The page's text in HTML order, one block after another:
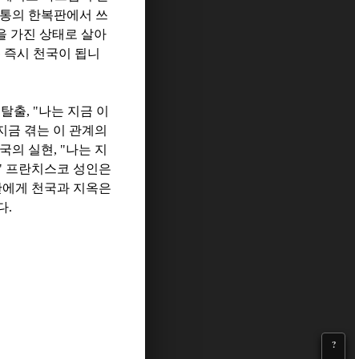
?
의 한복판에서 쓰
가진 상태로 살아
즉시 천국이 됩니
출, "나는 지금 이
금 겪는 이 관계의
의 실현 , "나는 지
프란치스코 성인은
게 천국과 지옥은
.